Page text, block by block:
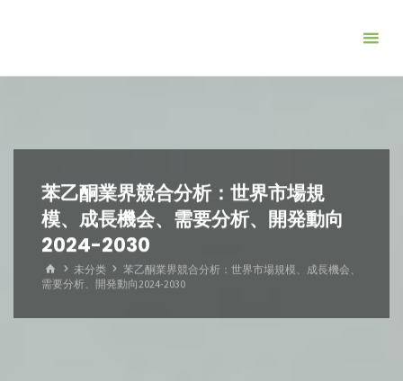
苯乙酮業界競合分析：世界市場規
模、成長機会、需要分析、開発動向
2024-2030
ホ
ー
未分类
苯乙酮業界競合分析：世界市場規模、成長機会、
需要分析、開発動向2024-2030